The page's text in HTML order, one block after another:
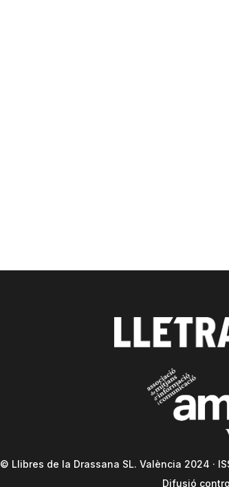
© Llibres de la Drassana SL. València 2024 ·
Difusió